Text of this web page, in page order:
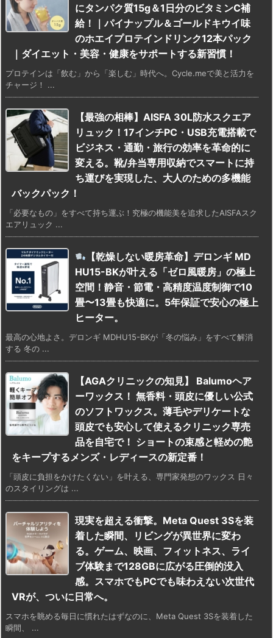
にタンパク質15g＆1日分のビタミンC補
給！｜パイナップル＆ゴールドキウイ味
のホエイプロテインドリンク12本パック
｜ダイエット・美容・健康をサポートする新習慣！
プロテインは「飲む」から「楽しむ」時代へ。Cycle.meで美と活力を
チャージ！ ...
【最強の相棒】AISFA 30L防水スクエア
リュック！17インチPC・USB充電搭載で
ビジネス・通勤・旅行の効率を革命的に
変える。靴/弁当専用収納でスマートに持
ち運びを実現した、大人のための多機能
バックパック！
「必要なもの」をすべて持ち運ぶ！究極の機能美を追求したAISFAスク
エアリュック ...
【乾燥しない暖房革命】デロンギ MD
HU15-BKが叶える「ゼロ風暖房」の極上
空間！静音・節電・高精度温度制御で10
畳〜13畳も快適に。5年保証で安心の極上
ヒーター。
最高の心地よさ。デロンギ MDHU15-BKが「冬の悩み」をすべて解消
する 冬の ...
【AGAクリニックの知見】 Balumoヘア
ーワックス！ 無香料・頭皮に優しい公式
のソフトワックス。薄毛やデリケートな
頭皮でも安心して使えるクリニック専売
品を自宅で！ ショートの束感と軽めの艶
をキープするメンズ・レディースの新定番！
「頭皮に負担をかけたくない」を叶える、専門家発想のワックス 日々
のスタイリングは ...
現実を超える衝撃。Meta Quest 3Sを装
着した瞬間、リビングが異世界に変わ
る。ゲーム、映画、フィットネス、ライ
ブ体験まで128GBに広がる圧倒的没入
感。スマホでもPCでも味わえない次世代
VRが、ついに日常へ。
スマホを眺める毎日に慣れたはずなのに、Meta Quest 3Sを装着した
瞬間、 ...